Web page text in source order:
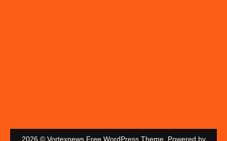
2026 © Vortexnews Free WordPress Theme. Powered by